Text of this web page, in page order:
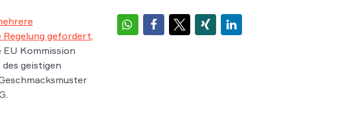
Regelung gefordert,
EU Kommission
geistigen